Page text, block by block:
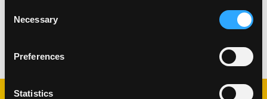
Selection
Necessary
Preferences
Statistics
¡Hornea por 20 minutos adicionales y disfruta!